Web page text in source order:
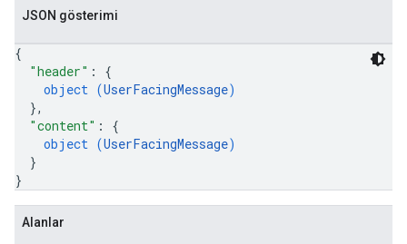
JSON gösterimi
{
"header" : {
object (UserFacingMessage)
},
"content" : {
object (UserFacingMessage)
}
}
Alanlar